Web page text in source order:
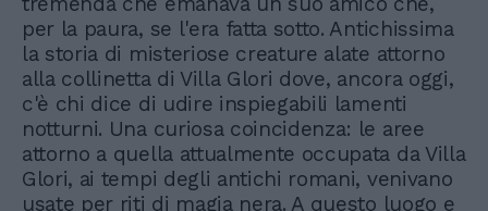
per la paura, se l'era fatta sotto. Antichissima
la storia di misteriose creature alate attorno
alla collinetta di Villa Glori dove, ancora oggi,
c'è chi dice di udire inspiegabili lamenti
notturni. Una curiosa coincidenza: le aree
attorno a quella attualmente occupata da Villa
Glori, ai tempi degli antichi romani, venivano
usate per riti di magia nera. A questo luogo e